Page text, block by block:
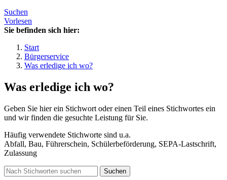
Suchen
Vorlesen
Sie befinden sich hier:
Start
Bürgerservice
Was erledige ich wo?
Was erledige ich wo?
Geben Sie hier ein Stichwort oder einen Teil eines Stichwortes ein
und wir finden die gesuchte Leistung für Sie.
Häufig verwendete Stichworte sind u.a.
Abfall, Bau, Führerschein, Schülerbeförderung, SEPA-Lastschrift,
Zulassung
Suchen